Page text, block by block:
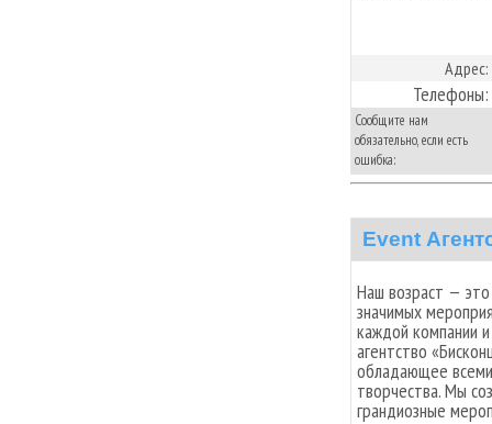
Адрес:
Телефоны:
Сообщите нам
обязательно, если есть
ошибка:
Event
Наш возраст —
значимых
каждой компании
агентство
обладающее
творчества. Мы
грандиозные